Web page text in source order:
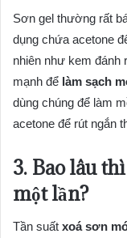
Sơn gel thường rất
dụng chứa acetone
nhiên như kem đánh
mạnh để làm sạch
dùng chúng để làm
acetone để rút ngắn
3. Bao lâu
một lần?
Tần suất xoá sơn